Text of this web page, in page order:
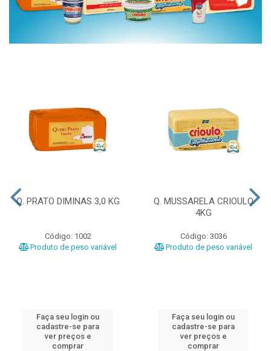
Q. PRATO DIMINAS 3,0 KG
Código: 1002
Produto de peso variável
Faça seu login ou
cadastre-se para
ver preços e
comprar
Q. MUSSARELA CRIOULO
4KG
Código: 3036
Produto de peso variável
Faça seu login ou
cadastre-se para
ver preços e
comprar